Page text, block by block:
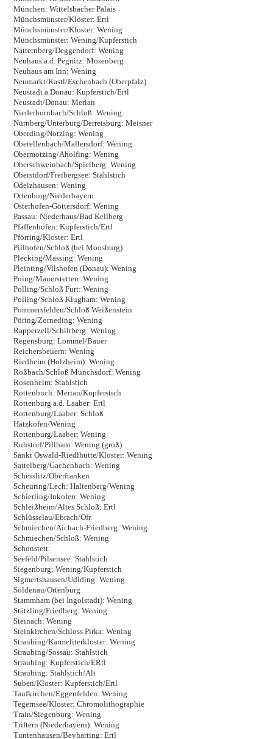
München: Wittelsbacher Palais
Münchsmünster/Kloster: Ertl
Münchsmünster/Kloster: Wening
Münchsmünster: Wening/Kupferstich
Natternberg/Deggendorf: Wening
Neuhaus a.d. Pegnitz: Mosenberg
Neuhaus am Inn: Wening
Neumarkt/Kastl/Eschenbach (Oberpfalz)
Neustadt a.Donau: Kupferstich/Ertl
Neustadt/Donau: Merian
Niederhornbach/Schloß: Wening
Nürnberg/Unterbürg/Derretsburg: Meisner
Oberding/Notzing: Wening
Oberellenbach/Mallersdorf: Wening
Obermotzing/Aholfing: Wening
Oberschweinbach/Spielberg: Wening
Oberstdorf/Freibergsee: Stahlstich
Odelzhausen: Wening
Ortenburg/Niederbayern
Osterhofen-Göttersdorf: Wening
Passau: Niederhaus/Bad Kellberg
Pfaffenhofen: Kupferstich/Ertl
Pförring/Kloster: Ertl
Pillhofen/Schloß (bei Moosburg)
Plecking/Massing: Wening
Pleinting/Vilshofen (Donau): Wening
Poing/Mauerstetten: Wening
Polling/Schloß Furt: Wening
Polling/Schloß Klugham: Wening
Pommersfelden/Schloß Weißenstein
Pöring/Zorneding: Wening
Rapperzell/Schiltberg: Wening
Regensburg: Lommel/Bauer
Reichersbeuern: Wening
Riedheim (Holzheim): Wening
Roßbach/Schloß Münchsdorf: Wening
Rosenheim: Stahlstich
Rottenbuch: Merian/Kupferstich
Rottenburg a.d. Laaber: Ertl
Rottenburg/Laaber: Schloß
Hatzkofen/Wening
Rottenburg/Laaber: Wening
Ruhstorf/Pillham: Wening (groß)
Sankt Oswald-Riedlhütte/Kloster: Wening
Sattelberg/Gachenbach: Wening
Schesslitz/Oberfranken
Scheuring/Lech: Haltenberg/Wening
Schierling/Inkofen: Wening
Schleißheim/Altes Schloß: Ertl
Schlüsselau/Ebrach/Ofr.
Schmiechen/Aichach-Friedberg: Wening
Schmiechen/Schloß: Wening
Schonstett:
Seefeld/Pilsensee: Stahlstich
Siegenburg: Wening/Kupferstich
Sigmertshausen/Udlding: Wening
Söldenau/Ortenburg
Stammham (bei Ingolstadt): Wening
Stätzling/Friedberg: Wening
Steinach: Wening
Steinkirchen/Schloss Pirka: Wening
Straubing/Karmeliterkloster: Wening
Straubing/Sossau: Stahlstich
Straubing: Kupferstich/ERtl
Straubing: Stahlstich/Alt
Suben/Kloster: Kupferstich/Ertl
Taufkirchen/Eggenfelden: Wening
Tegernsee/Kloster: Chromolithographie
Train/Siegenburg: Wening
Triftern (Niederbayern): Wening
Tuntenhausen/Beyharting: Ertl